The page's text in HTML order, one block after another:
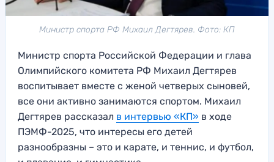
Министр спорта РФ Михаил Дегтярев. Фото: КП
Министр спорта Российской Федерации и глава
Олимпийского комитета РФ Михаил Дегтярев
воспитывает вместе с женой четверых сыновей,
все они активно занимаются спортом. Михаил
Дегтярев рассказал в интервью «КП» в ходе
ПЭМФ-2025, что интересы его детей
разнообразны – это и карате, и теннис, и футбол,